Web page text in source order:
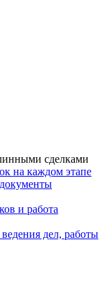
сделками
на каждом этапе
и работа
дел, работы